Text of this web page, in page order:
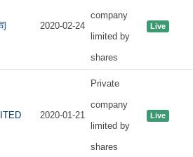
2020-02-24
company
limited by
shares
Live
2020-01-21
Private
company
limited by
shares
Live